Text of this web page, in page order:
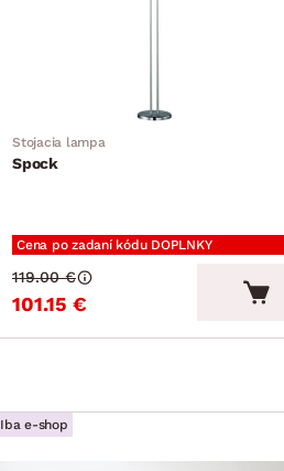
Stojacia lampa
Spock
Cena po zadaní kódu DOPLNKY
101.15 €
119.00 €
Iba e-shop